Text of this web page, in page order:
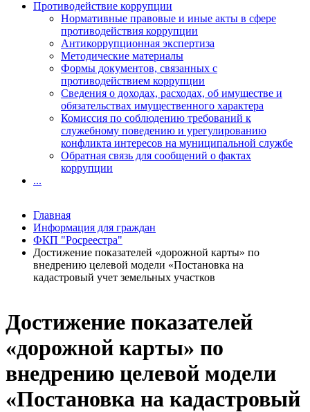
Достижение показателей
«дорожной карты» по
внедрению целевой модели
«Постановка на кадастровый
Противодействие коррупции
Нормативные правовые и иные акты в сфере
противодействия коррупции
Антикоррупционная экспертиза
Методические материалы
Формы документов, связанных с
противодействием коррупции
Сведения о доходах, расходах, об имуществе и
обязательствах имущественного характера
Комиссия по соблюдению требований к
служебному поведению и урегулированию
конфликта интересов на муниципальной службе
Обратная связь для сообщений о фактах
коррупции
...
Главная
Информация для граждан
ФКП "Росреестра"
Достижение показателей «дорожной карты» по
внедрению целевой модели «Постановка на
кадастровый учет земельных участков